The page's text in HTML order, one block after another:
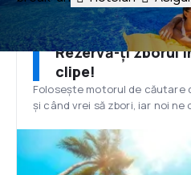
Rezervă-ți zborul
clipe!
Folosește motorul de căutare
și când vrei să zbori, iar noi ne